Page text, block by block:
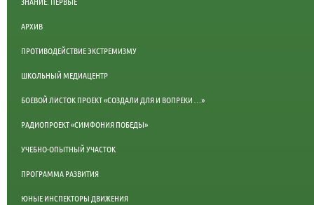
АРХИВ
ПРОТИВОДЕЙСТВИЕ ЭКСТРЕМИЗМУ
ШКОЛЬНЫЙ МЕДИАЦЕНТР
БОЕВОЙ ЛИСТОК ПРОЕКТ «СОЗДАЛИ ДЛЯ И ВОПРЕКИ …»
РАДИОПРОЕКТ «СИМФОНИЯ ПОБЕДЫ»
УЧЕБНО-ОПЫТНЫЙ УЧАСТОК
ПРОГРАММА РАЗВИТИЯ
ЮНЫЕ ИНСПЕКТОРЫ ДВИЖЕНИЯ